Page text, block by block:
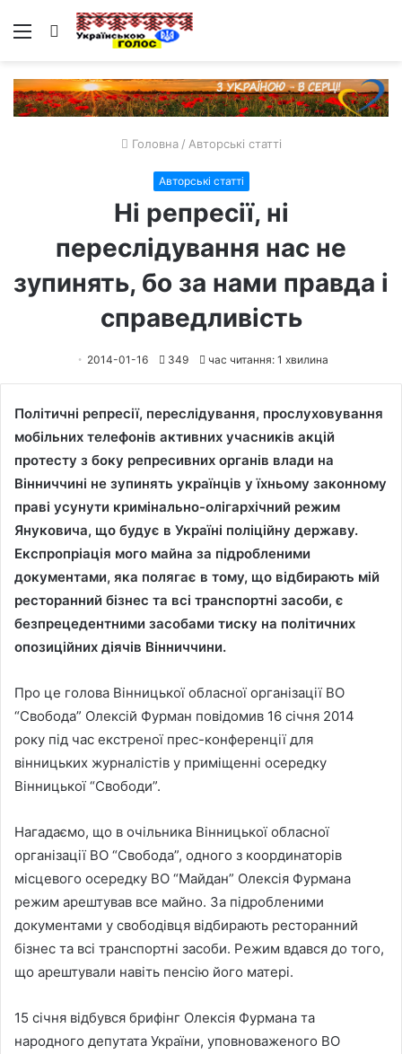
Меню Пошук
Головна / Авторські статті
Авторські статті
Ні репресії, ні
переслідування нас не
зупинять, бо за нами правда і
справедливість
2014-01-16 349 час читання: 1 хвилина
Політичні репресії, переслідування, прослуховування
мобільних телефонів активних учасників акцій
протесту з боку репресивних органів влади на
Вінниччині не зупинять українців у їхньому законному
праві усунути кримінально-олігархічний режим
Януковича, що будує в Україні поліційну державу.
Експропріація мого майна за підробленими
документами, яка полягає в тому, що відбирають мій
ресторанний бізнес та всі транспортні засоби, є
безпрецедентними засобами тиску на політичних
опозиційних діячів Вінниччини.
Про це голова Вінницької обласної організації ВО
“Свобода” Олексій Фурман повідомив 16 січня 2014
року під час екстреної прес-конференції для
вінницьких журналістів у приміщенні осередку
Вінницької “Свободи”.
Нагадаємо, що в очільника Вінницької обласної
організації ВО “Свобода”, одного з координаторів
місцевого осередку ВО “Майдан” Олексія Фурмана
режим арештував все майно. За підробленими
документами у свободівця відбирають ресторанний
бізнес та всі транспортні засоби. Режим вдався до того,
що арештували навіть пенсію його матері.
15 січня відбувся брифінг Олексія Фурмана та
народного депутата України, уповноваженого ВО